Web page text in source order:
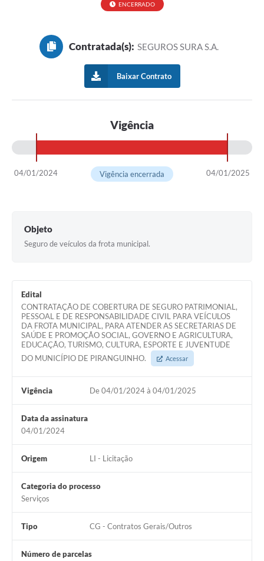
ENCERRADO
Contratada(s): SEGUROS SURA S.A.
Baixar Contrato
Vigência
04/01/2024 04/01/2025
Vigência encerrada
Objeto
Seguro de veículos da frota municipal.
Edital
CONTRATAÇÃO DE COBERTURA DE SEGURO PATRIMONIAL,
PESSOAL E DE RESPONSABILIDADE CIVIL PARA VEÍCULOS
DA FROTA MUNICIPAL, PARA ATENDER AS SECRETARIAS DE
SAÚDE E PROMOÇÃO SOCIAL, GOVERNO E AGRICULTURA,
EDUCAÇÃO, TURISMO, CULTURA, ESPORTE E JUVENTUDE
DO MUNICÍPIO DE PIRANGUINHO.
Acessar
Vigência De 04/01/2024 à 04/01/2025
Data da assinatura
04/01/2024
Origem LI - Licitação
Categoria do processo
Serviços
Tipo CG - Contratos Gerais/Outros
Número de parcelas